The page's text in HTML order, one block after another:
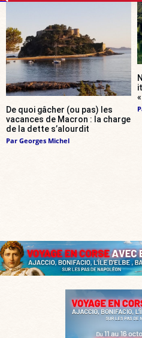
De quoi gâcher (ou pas) les
vacances de Macron : la charge
de la dette s’alourdit
Par Georges Michel